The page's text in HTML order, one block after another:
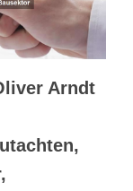
Arndt